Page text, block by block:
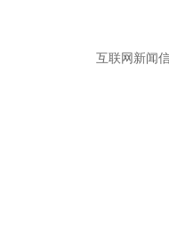
互联网新闻